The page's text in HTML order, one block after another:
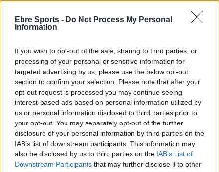
Ebre Sports - Do Not Process My Personal
Information
If you wish to opt-out of the sale, sharing to third parties, or
processing of your personal or sensitive information for
targeted advertising by us, please use the below opt-out
section to confirm your selection. Please note that after your
opt-out request is processed you may continue seeing
interest-based ads based on personal information utilized by
us or personal information disclosed to third parties prior to
your opt-out. You may separately opt-out of the further
disclosure of your personal information by third parties on the
IAB’s list of downstream participants. This information may
also be disclosed by us to third parties on the IAB’s List of
Downstream Participants that may further disclose it to other
ARTICLES RELACIONATS
2ª Catalana
Tercera Catalana a falta de tres jornades
2ª Catalana
El CF Camarles i el CF Amposta se jugaran
el quint lloc de promoció d’ascens
abril 25, 2026
La derrota del Jesús Catalònia complica
encara més la permanència a la categoria